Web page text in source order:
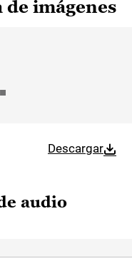
de imágenes
Descargar
audio